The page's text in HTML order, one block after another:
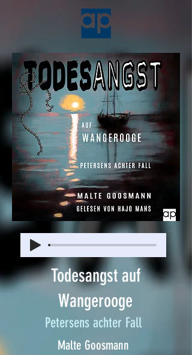
Todesangst auf
Wangerooge
Petersens achter Fall
Malte Goosmann